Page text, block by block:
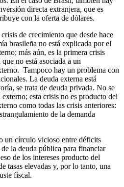
directa extranjera, que es
con la oferta de dólares.
de crecimiento que desde hace
brasileña no está explicada por el
más aún, es la primera crisis
no está asociada a un
Tampoco hay un problema con
La deuda externa está
se trata de deuda privada. No se
esta crisis no es producto del
como todas las crisis anteriores:
de la demanda
un círculo vicioso entre déficits
la deuda pública para financiar
de los intereses producto del
tasas elevadas y, por lo tanto, una
fiscal.